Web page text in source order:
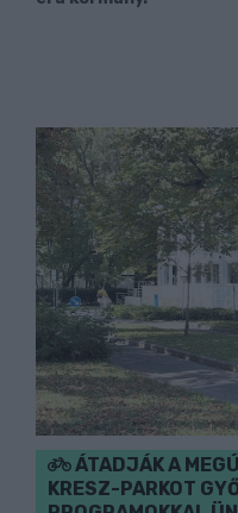
ÁTADJÁK A
KRESZ-PARKOT